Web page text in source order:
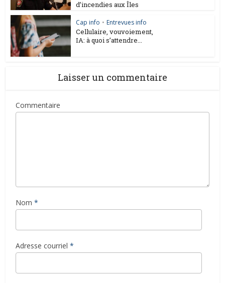
d’incendies aux Îles
Cap info • Entrevues info
Cellulaire, vouvoiement,
IA: à quoi s’attendre...
Laisser un commentaire
Commentaire
Nom *
Adresse courriel *